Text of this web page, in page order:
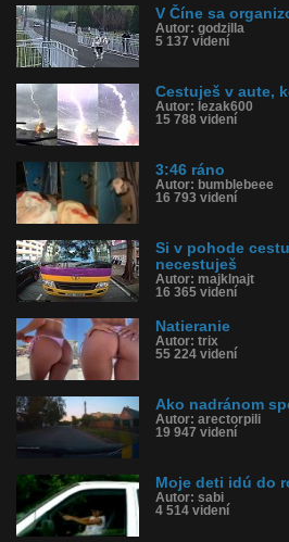
V Číne sa
Autor: godzilla
5 137 videní
Cestuješ v aute,
Autor: lezak600
15 788 videní
3:46 ráno
Autor: bumblebeee
16 793 videní
Si v pohode
necestuješ
Autor: majklnajt
16 365 videní
Natieranie
Autor: trix
55 224 videní
Ako nadránom
Autor: arectorpili
19 947 videní
Moje deti idú do
Autor: sabi
4 514 videní